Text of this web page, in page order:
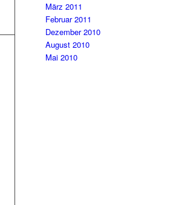
März 2011
Februar 2011
Dezember 2010
August 2010
Mai 2010